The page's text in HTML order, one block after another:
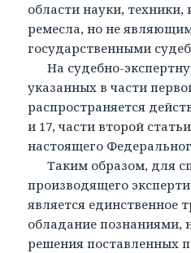
области науки, техники,
ремесла, но не
государственными
На судебно-
указанных в части
распространяется
и 17, части второй
настоящего
Таким образом, для
производящего
является единственное
обладание познаниями,
решения поставленных